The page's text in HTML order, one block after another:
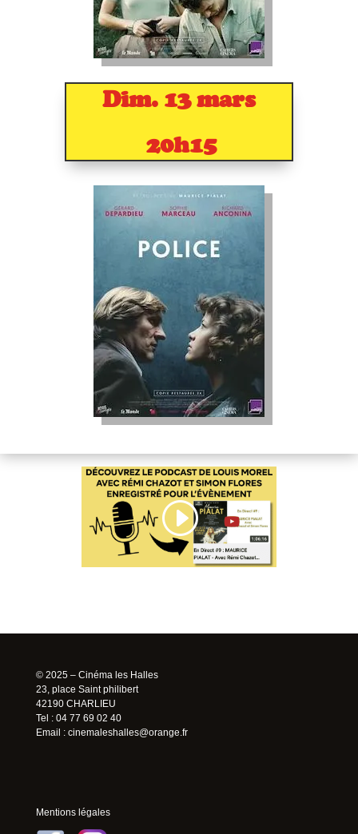
Dim. 13 mars
20h15
© 2025 – Cinéma les Halles
23, place Saint philibert
42190 CHARLIEU
Tel : 04 77 69 02 40
Email : cinemaleshalles@orange.fr
Mentions légales